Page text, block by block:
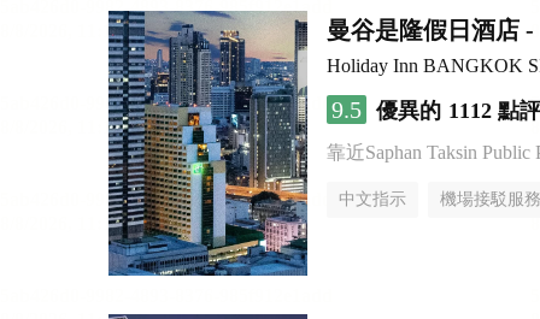
曼谷是隆假日酒店
Holiday Inn BANGKOK
9.5 優異的 1112 點評
靠近Saphan Taksin Public
中文指示 機場接駁服務